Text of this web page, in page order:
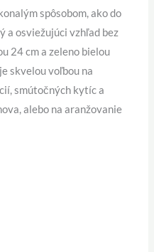
spôsobom, ako do
a osviežujúci vzhľad bez
24 cm a zeleno bielou
skvelou voľbou na
smútočných kytíc a
alebo na aranžovanie